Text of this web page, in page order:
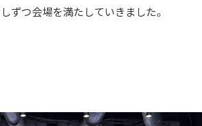
ずつ会場を満たしていきました。